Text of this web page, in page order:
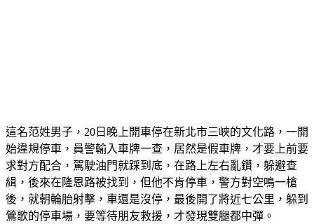
這名范姓男子，20日晚上開車停在新北市三峽的文化路，一開
始違規停車，員警輸入車牌一查，居然是假車牌，才要上前要
求對方配合，駕駛油門就踩到底，在路上左右亂鑽，躲避查
緝，後來在隆恩路被找到，但他不肯停車，警方對空鳴一槍
後，就朝輪胎射擊，車還是沒停，最後開了將近七公里，躲到
鶯歌的停車場，要等待朋友救援，才發現雙腿都中彈。